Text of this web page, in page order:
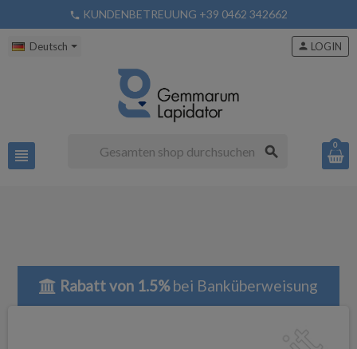
phone KUNDENBETREUUNG +39 0462 342662
Deutsch
view_headline search
person LOGIN
0
Rabatt von 1.5%bei Banküberweisung